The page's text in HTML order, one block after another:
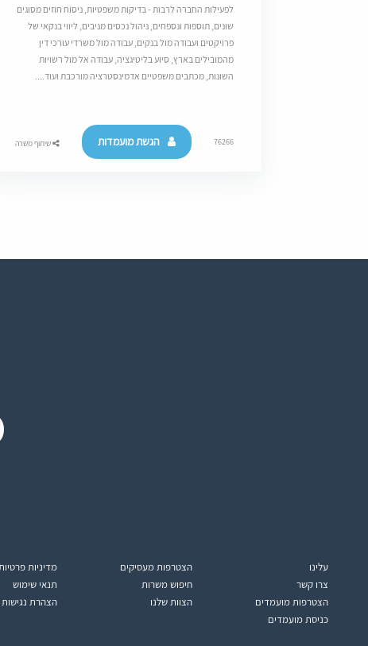
לפעילות החברה לרבות - בדיקות משפטיות, ניסוח חוזים מסוגים
שונים, תוספות ונספחים, ניהול נכסים מניבים, ליווי בנקאי של
פרויקטים ועבודה מול בנקים, עבודה מול משרדי עורכי דין
מהמובילים בארץ, סיוע בליטיגציה, עבודה אל מול רשויות
השונות, מכתבים משפטיים אדמינסטרציה מורכבת ועוד....
76266 הגשת מועמדות שיתוף משרה
עלינו
צרו קשר
הצטרפות מועמדים
כניסת מועמדים
הצטרפות מעסיקים
חיפוש משרות
הצוות שלנו
מדיניות
תנאי שימוש
הצהרת נגישות